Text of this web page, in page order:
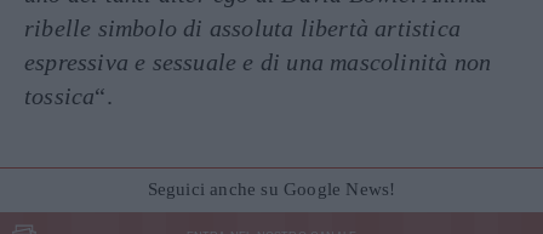
ribelle simbolo di assoluta libertà artistica
espressiva e sessuale e di una mascolinità non
tossica“.
Seguici anche su Google News!